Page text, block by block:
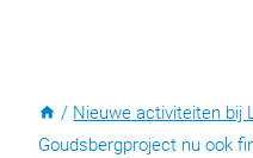
/ Nieuwe activiteiten bij
Goudsbergproject nu ook